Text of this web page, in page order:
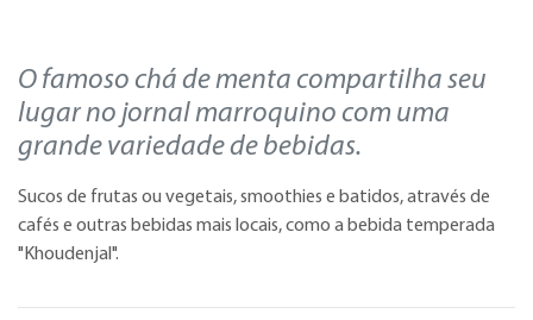
O famoso chá de menta compartilha seu
lugar no jornal marroquino com uma
grande variedade de bebidas.
Sucos de frutas ou vegetais, smoothies e batidos, através de
cafés e outras bebidas mais locais, como a bebida temperada
"Khoudenjal".